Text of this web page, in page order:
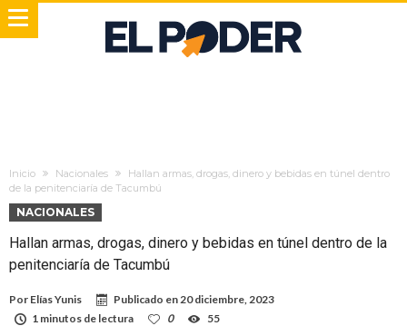
Inicio Nacionales
Hallan armas, drogas, dinero y bebidas en túnel dentro
de la penitenciaría de Tacumbú
NACIONALES
Hallan armas, drogas, dinero y bebidas en túnel dentro de la
penitenciaría de Tacumbú
Por Elías Yunis Publicado en20 diciembre, 2023
1 minutos de lectura
0 55